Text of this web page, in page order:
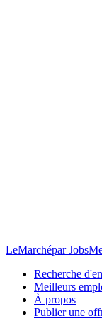
LeMarchépar
Recherche
Meilleurs
À propos
Publier une